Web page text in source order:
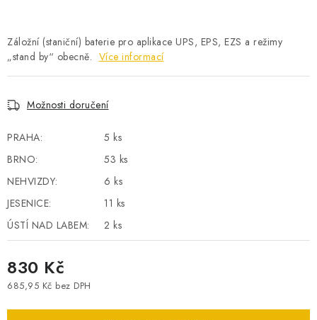
FOTOVOLTAIKA
BATERIE PRO VYSAVAČE
BATERIE PRO NOUZOVÁ OSVĚTLENÍ
SPOTŘEBNÍ BATERIE
PŘÍSLUŠENSTVÍ
DOPRAVA ZDARMA
Záložní (staniční) baterie pro aplikace UPS, EPS, EZS a režimy
„stand by“ obecně. Více informací
Možnosti doručení
PRAHA:
5 ks
BRNO:
53 ks
NEHVIZDY:
6 ks
JESENICE:
11 ks
ÚSTÍ NAD LABEM:
2 ks
830 Kč
685,95 Kč bez DPH